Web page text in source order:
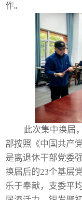
作。
此次集中换届
部按照《中国共产
是离退休干部党委
换届后的23个基层
乐于奉献，支委平